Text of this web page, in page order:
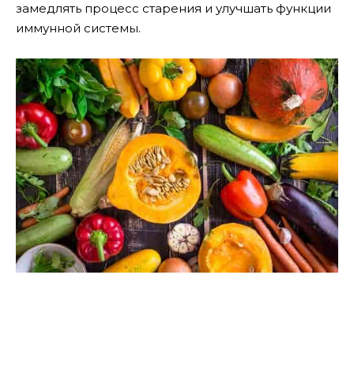
замедлять процесс старения и улучшать функции
иммунной системы.